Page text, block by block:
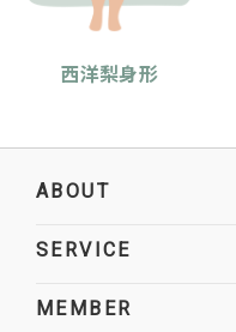
西洋梨身形
ABOUT
SERVICE
MEMBER